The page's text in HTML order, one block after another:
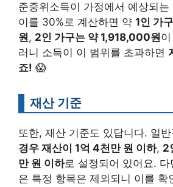
준중위소득이 가정에서 예상되
이를 30%로 계산하면 약 1인 가
원, 2인 가구는 약 1,918,000원
러니 소득이 이 범위를 초과하면
죠! 😱
재산 기준
또한, 재산 기준도 있답니다. 일
경우 재산이 1억 4천만 원 이하, 2
만 원 이하로 설정되어 있어요.
은 특정 항목은 제외되니 이를 확